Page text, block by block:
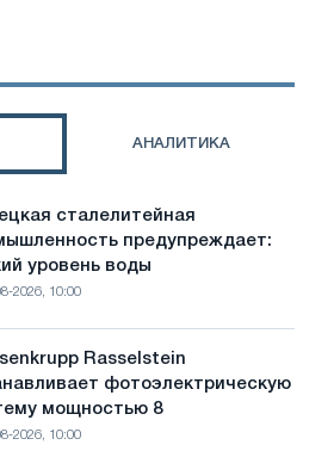
АНАЛИТИКА
сталелитейная
предупреждает:
уровень воды
2026, 10:00
Rasselstein
фотоэлектрическую
мощностью 8
2026, 10:00